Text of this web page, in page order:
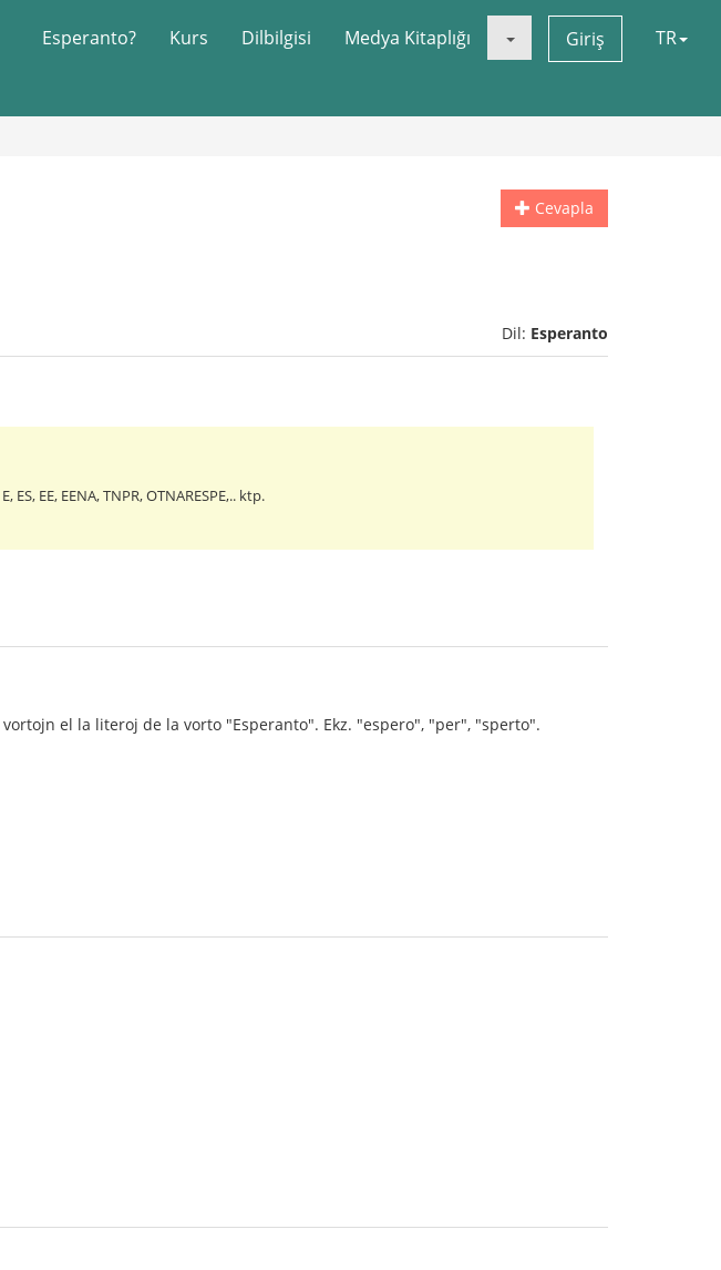
Esperanto? Kurs Dilbilgisi Medya Kitaplığı Giriş TR
Cevapla
Dil: Esperanto
EE, EENA, TNPR, OTNARESPE,.. ktp.
el la literoj de la vorto "Esperanto". Ekz. "espero", "per", "sperto".